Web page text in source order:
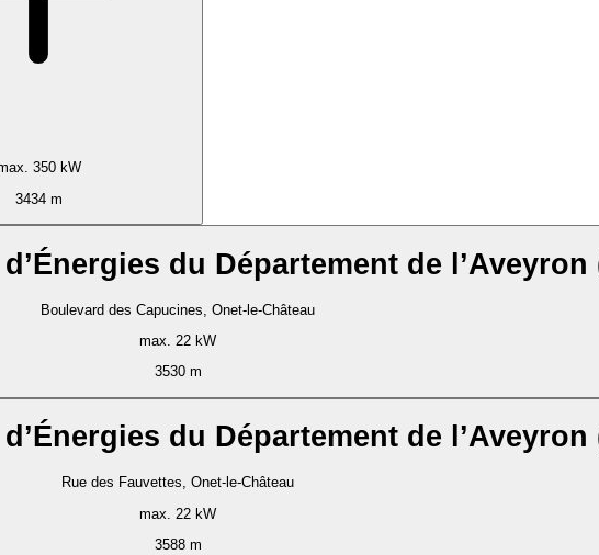
350 kW
3434 m
du Département de l’Aveyron
Boulevard des Capucines, Onet-le-Château
max. 22 kW
3530 m
du Département de l’Aveyron
Rue des Fauvettes, Onet-le-Château
max. 22 kW
3588 m